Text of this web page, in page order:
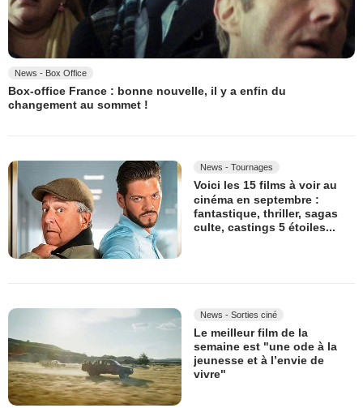
News - Box Office
Box-office France : bonne nouvelle, il y a enfin du
changement au sommet !
News - Tournages
Voici les 15 films à voir au
cinéma en septembre :
fantastique, thriller, sagas
culte, castings 5 étoiles...
News - Sorties ciné
Le meilleur film de la
semaine est "une ode à la
jeunesse et à l’envie de
vivre"